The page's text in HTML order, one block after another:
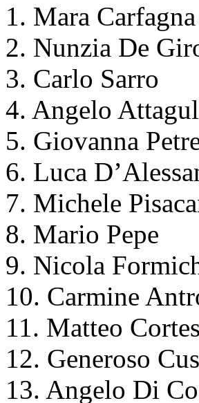
1. Mara Carfagna
2. Nunzia De
3. Carlo Sarro
4. Angelo
5. Giovanna
6. Luca
7. Michele
8. Mario Pepe
9. Nicola
10. Carmine
11. Matteo
12. Generoso
13. Angelo Di